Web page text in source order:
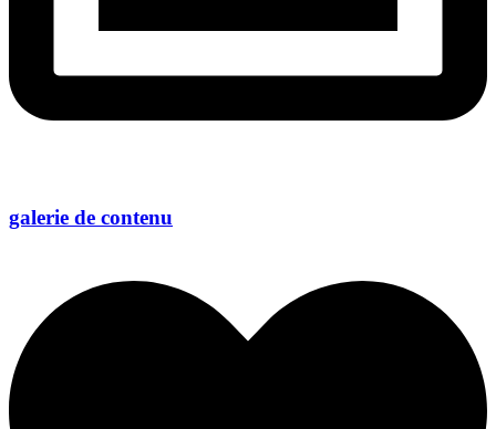
galerie de contenu